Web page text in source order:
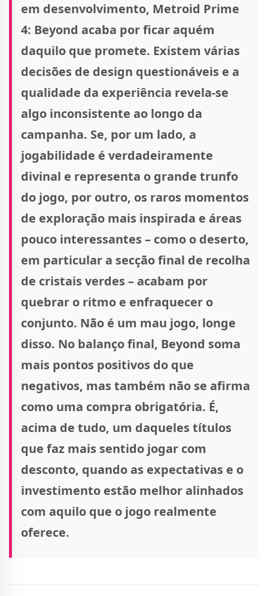
em desenvolvimento, Metroid Prime
4: Beyond acaba por ficar aquém
daquilo que promete. Existem várias
decisões de design questionáveis e a
qualidade da experiência revela-se
algo inconsistente ao longo da
campanha. Se, por um lado, a
jogabilidade é verdadeiramente
divinal e representa o grande trunfo
do jogo, por outro, os raros momentos
de exploração mais inspirada e áreas
pouco interessantes – como o deserto,
em particular a secção final de recolha
de cristais verdes – acabam por
quebrar o ritmo e enfraquecer o
conjunto. Não é um mau jogo, longe
disso. No balanço final, Beyond soma
mais pontos positivos do que
negativos, mas também não se afirma
como uma compra obrigatória. É,
acima de tudo, um daqueles títulos
que faz mais sentido jogar com
desconto, quando as expectativas e o
investimento estão melhor alinhados
com aquilo que o jogo realmente
oferece.